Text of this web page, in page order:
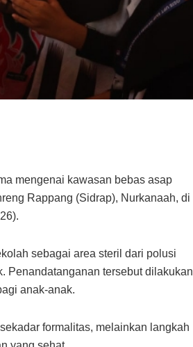
mengenai kawasan bebas asap
Rappang (Sidrap), Nurkanaah, di
sebagai area steril dari polusi
Penandatanganan tersebut dilakukan
anak-anak.
formalitas, melainkan langkah